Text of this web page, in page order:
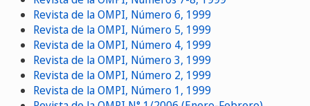
Revista de la OMPI, Número 6, 1999
Revista de la OMPI, Número 5, 1999
Revista de la OMPI, Número 4, 1999
Revista de la OMPI, Número 3, 1999
Revista de la OMPI, Número 2, 1999
Revista de la OMPI, Número 1, 1999